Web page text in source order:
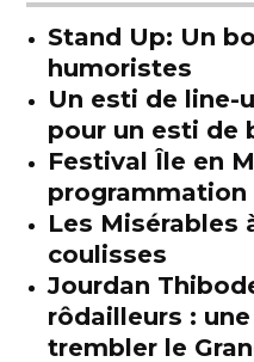
Stand Up: Un
humoristes
Un esti de line-
pour un esti de
Festival Île en
programmation
Les Misérables
coulisses
Jourdan
rôdailleurs :
trembler le